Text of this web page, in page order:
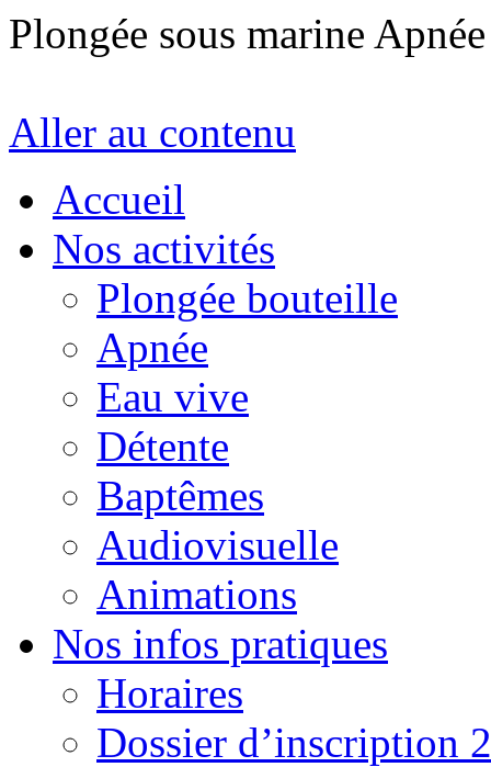
Plongée sous marine
Aller au contenu
Accueil
Nos activités
Plongée bouteille
Apnée
Eau vive
Détente
Baptêmes
Audiovisuelle
Animations
Nos infos pratiques
Horaires
Dossier d’inscription